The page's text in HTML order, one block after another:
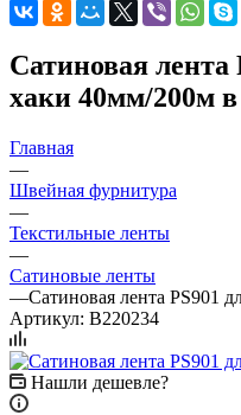
Сатиновая лента
хаки 40мм/200м
Главная
—
Швейная фурнитура
—
Текстильные ленты
—
Сатиновые ленты
—Сатиновая лента PS901
Артикул: B220234
Нашли дешевле?